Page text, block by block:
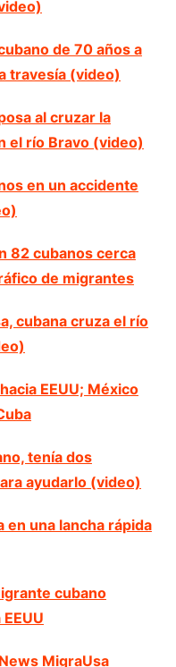
de 70 años a
travesía (video)
al cruzar la
el río Bravo (video)
en un accidente
82 cubanos cerca
de migrantes
cubana cruza el río
EEUU; México
tenía dos
ayudarlo (video)
en una lancha rápida
cubano
News MigraUsa